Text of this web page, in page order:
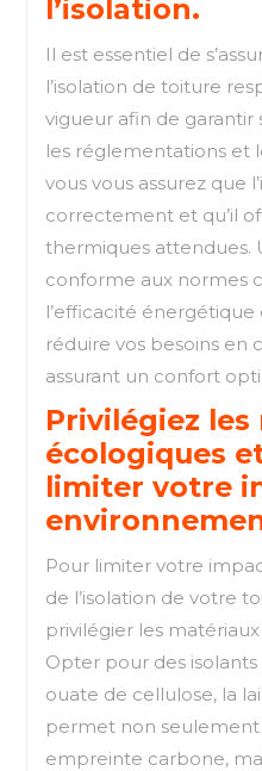
l’isolation.
Il est essentiel de
l’isolation de toiture
vigueur afin de garantir
les réglementations et
vous vous assurez que
correctement et qu’il
thermiques attendues.
conforme aux normes
l’efficacité
réduire vos besoins en
assurant un confort
Privilégiez
écologiques
limiter votre
Pour limiter votre
de l’isolation de votre
privilégier les
Opter pour des
ouate de cellulose, la
permet non
empreinte carbone,